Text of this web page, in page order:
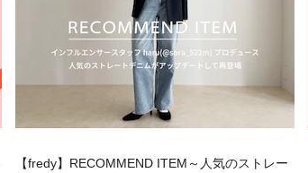
【fredy】RECOMMEND ITEM～人気のストレー